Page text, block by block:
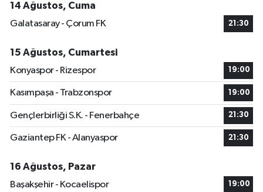
14 Ağustos, Cuma
Galatasaray - Çorum FK
21:30
15 Ağustos, Cumartesi
Konyaspor - Rizespor
19:00
Kasımpaşa - Trabzonspor 19:00
Gençlerbirliği S.K. - Fenerbahçe 21:30
Gaziantep FK - Alanyaspor 21:30
16 Ağustos, Pazar
Başakşehir - Kocaelispor
19:00